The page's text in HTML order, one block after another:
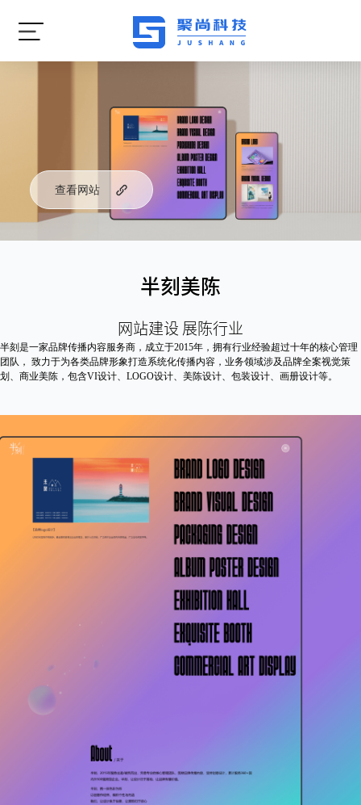
查看网站
半刻美陈
网站建设 展陈行业
半刻是一家品牌传播内容服务商，成立于2015年，拥有行业经验超过十年的核心管理
团队， 致力于为各类品牌形象打造系统化传播内容，业务领域涉及品牌全案视觉策
划、商业美陈，包含VI设计、LOGO设计、美陈设计、包装设计、画册设计等。